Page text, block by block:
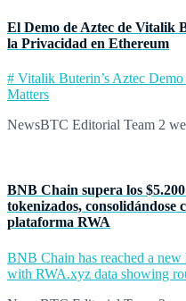
El Demo de Aztec de Vitalik
la Privacidad en Ethereum
# Vitalik Buterin’s Aztec
Matters
NewsBTC Editorial Team 2
BNB Chain supera los
tokenizados, consolidándose
plataforma RWA
BNB Chain has reached a
with RWA.xyz data showing